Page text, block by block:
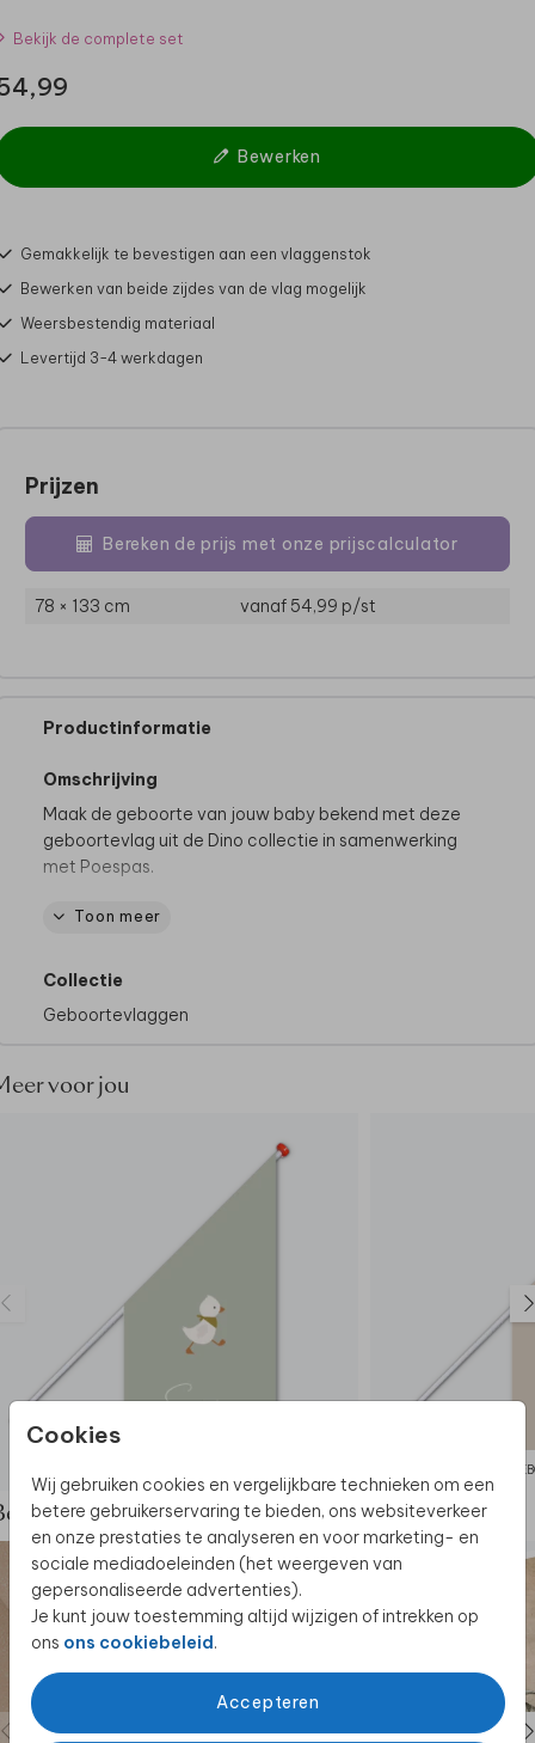
Cookies
Wij gebruiken cookies en vergelijkbare technieken om een
betere gebruikerservaring te bieden, ons websiteverkeer
en onze prestaties te analyseren en voor marketing- en
sociale mediadoeleinden (het weergeven van
gepersonaliseerde advertenties).
Je kunt jouw toestemming altijd wijzigen of intrekken op
ons ons cookiebeleid.
Accepteren
Bekijk de complete set
Bewerken
Gemakkelijk te bevestigen aan een vlaggenstok
Bewerken van beide zijdes van de vlag mogelijk
Weersbestendig materiaal
Levertijd 3-4 werkdagen
Prijzen
Bereken de prijs met onze prijscalculator
78 × 133 cm vanaf 54,99 p/st
Productinformatie
Omschrijving
Maak de geboorte van jouw baby bekend met deze
geboortevlag uit de Dino collectie in samenwerking
met Poespas.
De kioskvlag wordt gemaakt van een stevig 610
We raden je aan om de vlag binnen te halen bij
behang bestellen bij Poespas!
Toon meer
Collectie
Geboortevlaggen
voor jou
de complete set